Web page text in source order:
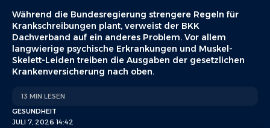
Während die Bundesregierung strengere Regeln für
Krankschreibungen plant, verweist der BKK
Dachverband auf ein anderes Problem. Vor allem
langwierige psychische Erkrankungen und Muskel-
Skelett-Leiden treiben die Ausgaben der gesetzlichen
Krankenversicherung nach oben.
JULI 7, 2026 14:42
GESUNDHEIT
13 MIN LESEN